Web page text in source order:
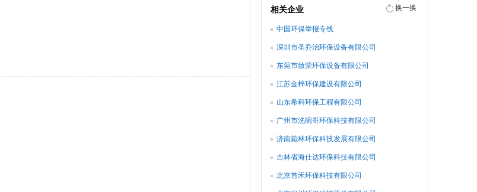
相关企业 换一换
中国环保举报专线
深圳市圣乔治环保设备有限公司
东莞市致荣环保设备有限公司
江苏金梓环保建设有限公司
山东希科环保工程有限公司
广州市洗碗哥环保科技有限公司
济南菀林环保科技发展有限公司
吉林省海仕达环保科技有限公司
北京首禾环保科技有限公司